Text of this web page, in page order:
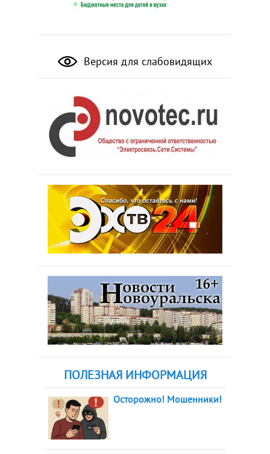
Версия для слабовидящих
ПОЛЕЗНАЯ ИНФОРМАЦИЯ
Осторожно! Мошенники!